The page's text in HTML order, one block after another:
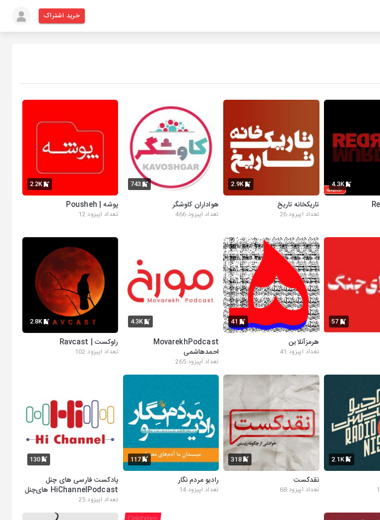
خرید اشتراک
4.3K
2.9K
تاریکخانه تاریخ
تعداد اپیزود:26
743
هواداران کاوشگر
تعداد اپیزود:466
2.2K
پوشه | Pousheh
تعداد اپیزود:12
57
41
هرمزآنلاین
تعداد اپیزود:41
4.3K
MovarekhPodcast
احمدهاشمی
تعداد اپیزود:265
2.8K
راوکست | Ravcast
تعداد اپیزود:102
2.1K
318
نقدکست
تعداد اپیزود:68
117
رادیو مردم نگار
تعداد اپیزود:14
130
پادکست فارسی های چنل
HiChannelPodcast های‌چنل
تعداد اپیزود:25